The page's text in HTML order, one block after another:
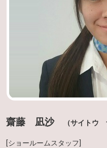
齋藤 凪沙 （サイトウ
[ショールームスタッフ]